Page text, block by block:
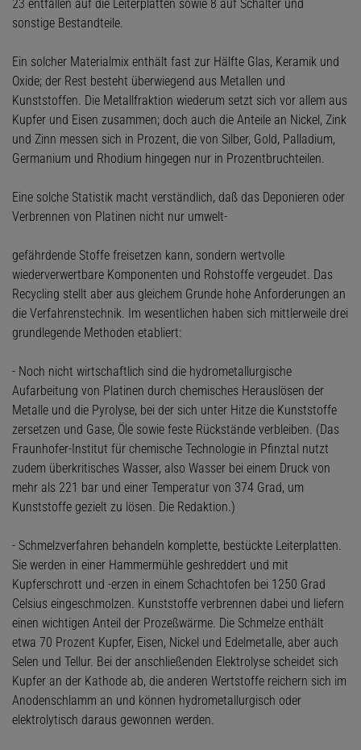
23 entfallen auf die Leiterplatten sowie 8 auf Schalter und
sonstige Bestandteile.
Ein solcher Materialmix enthält fast zur Hälfte Glas, Keramik und
Oxide; der Rest besteht überwiegend aus Metallen und
Kunststoffen. Die Metallfraktion wiederum setzt sich vor allem aus
Kupfer und Eisen zusammen; doch auch die Anteile an Nickel, Zink
und Zinn messen sich in Prozent, die von Silber, Gold, Palladium,
Germanium und Rhodium hingegen nur in Prozentbruchteilen.
Eine solche Statistik macht verständlich, daß das Deponieren oder
Verbrennen von Platinen nicht nur umwelt-
gefährdende Stoffe freisetzen kann, sondern wertvolle
wiederverwertbare Komponenten und Rohstoffe vergeudet. Das
Recycling stellt aber aus gleichem Grunde hohe Anforderungen an
die Verfahrenstechnik. Im wesentlichen haben sich mittlerweile drei
grundlegende Methoden etabliert:
- Noch nicht wirtschaftlich sind die hydrometallurgische
Aufarbeitung von Platinen durch chemisches Herauslösen der
Metalle und die Pyrolyse, bei der sich unter Hitze die Kunststoffe
zersetzen und Gase, Öle sowie feste Rückstände verbleiben. (Das
Fraunhofer-Institut für chemische Technologie in Pfinztal nutzt
zudem überkritisches Wasser, also Wasser bei einem Druck von
mehr als 221 bar und einer Temperatur von 374 Grad, um
Kunststoffe gezielt zu lösen. Die Redaktion.)
- Schmelzverfahren behandeln komplette, bestückte Leiterplatten.
Sie werden in einer Hammermühle geshreddert und mit
Kupferschrott und -erzen in einem Schachtofen bei 1250 Grad
Celsius eingeschmolzen. Kunststoffe verbrennen dabei und liefern
einen wichtigen Anteil der Prozeßwärme. Die Schmelze enthält
etwa 70 Prozent Kupfer, Eisen, Nickel und Edelmetalle, aber auch
Selen und Tellur. Bei der anschließenden Elektrolyse scheidet sich
Kupfer an der Kathode ab, die anderen Wertstoffe reichern sich im
Anodenschlamm an und können hydrometallurgisch oder
elektrolytisch daraus gewonnen werden.